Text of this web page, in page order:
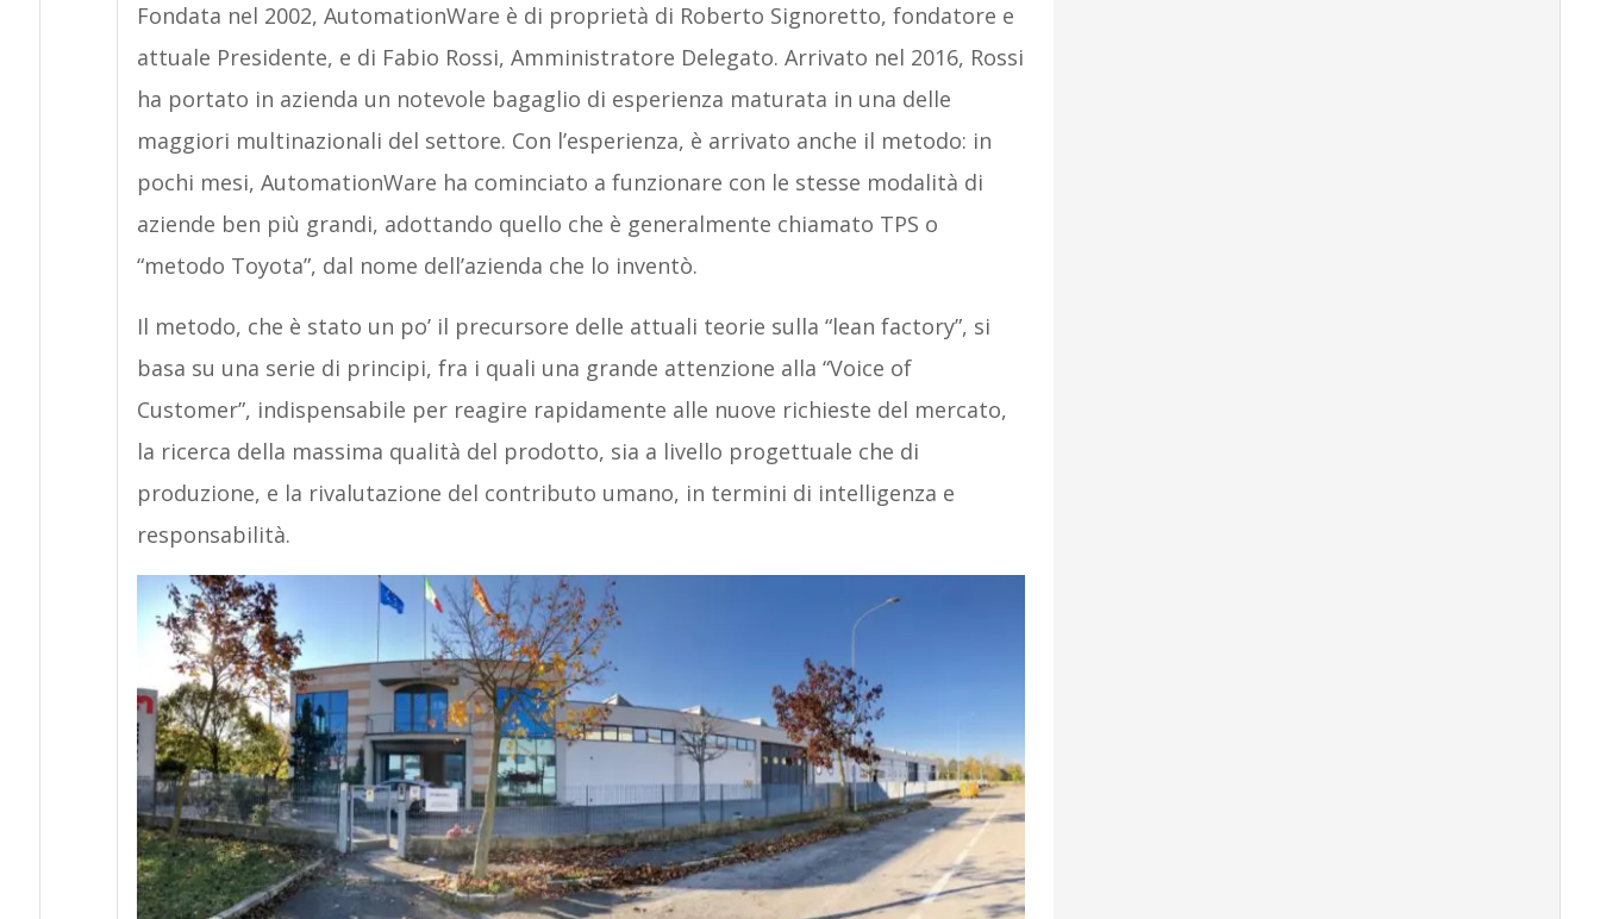
Fondata nel 2002, AutomationWare è di proprietà di Roberto Signoretto, fondatore e
attuale Presidente, e di Fabio Rossi, Amministratore Delegato. Arrivato nel 2016, Rossi
ha portato in azienda un notevole bagaglio di esperienza maturata in una delle
maggiori multinazionali del settore. Con l’esperienza, è arrivato anche il metodo: in
pochi mesi, AutomationWare ha cominciato a funzionare con le stesse modalità di
aziende ben più grandi, adottando quello che è generalmente chiamato TPS o
“metodo Toyota”, dal nome dell’azienda che lo inventò.
Il metodo, che è stato un po’ il precursore delle attuali teorie sulla “lean factory”, si
basa su una serie di principi, fra i quali una grande attenzione alla “Voice of
Customer”, indispensabile per reagire rapidamente alle nuove richieste del mercato,
la ricerca della massima qualità del prodotto, sia a livello progettuale che di
produzione, e la rivalutazione del contributo umano, in termini di intelligenza e
responsabilità.